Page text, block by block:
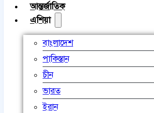
আন্তর্জাতিক
এশিয়া
বাংলাদেশ
পাকিস্তান
চীন
ভারত
ইরান